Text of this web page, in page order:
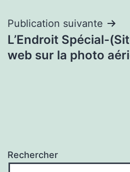
Publication suivante
L’Endroit Spécial-
web sur la photo
Rechercher